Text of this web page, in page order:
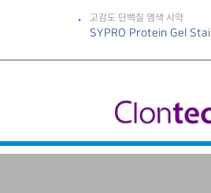
고감도 단백질 염색 시약
SYPRO Protein Gel